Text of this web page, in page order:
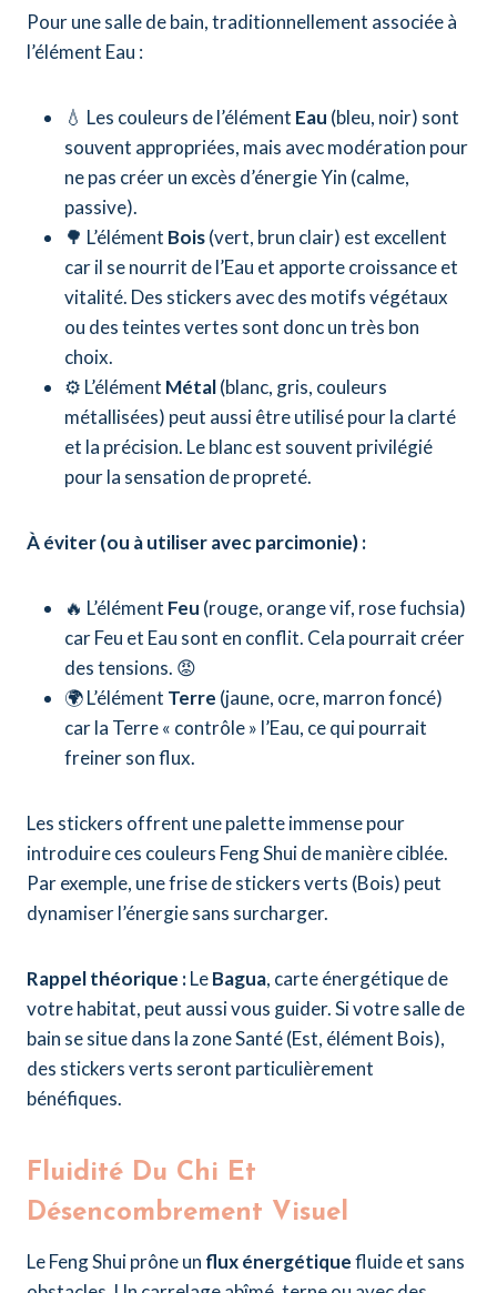
Pour une salle de bain, traditionnellement associée à
l’élément Eau :
💧 Les couleurs de l’élément Eau (bleu, noir) sont
souvent appropriées, mais avec modération pour
ne pas créer un excès d’énergie Yin (calme,
passive).
🌳 L’élément Bois(vert, brun clair) est excellent
car il se nourrit de l’Eau et apporte croissance et
vitalité. Des stickers avec des motifs végétaux
ou des teintes vertes sont donc un très bon
choix.
⚙️ L’élément Métal(blanc, gris, couleurs
métallisées) peut aussi être utilisé pour la clarté
et la précision. Le blanc est souvent privilégié
pour la sensation de propreté.
À éviter (ou à utiliser avec parcimonie) :
🔥 L’élément Feu (rouge, orange vif, rose fuchsia)
car Feu et Eau sont en conflit. Cela pourrait créer
des tensions. 😡
🌍 L’élément Terre (jaune, ocre, marron foncé)
car la Terre « contrôle » l’Eau, ce qui pourrait
freiner son flux.
Les stickers offrent une palette immense pour
introduire ces couleurs Feng Shui de manière ciblée.
Par exemple, une frise de stickers verts (Bois) peut
dynamiser l’énergie sans surcharger.
Rappel théorique :LeBagua, carte énergétique de
votre habitat, peut aussi vous guider. Si votre salle de
bain se situe dans la zone Santé (Est, élément Bois),
des stickers verts seront particulièrement
bénéfiques.
Fluidité Du Chi Et
Désencombrement Visuel
Le Feng Shui prône un flux énergétiquefluide et sans